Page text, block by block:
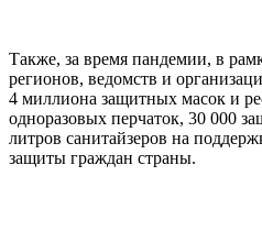
Также, за время пандемии, в
регионов, ведомств и
4 миллиона защитных масок и
одноразовых перчаток, 30 000
литров санитайзеров на
защиты граждан страны.